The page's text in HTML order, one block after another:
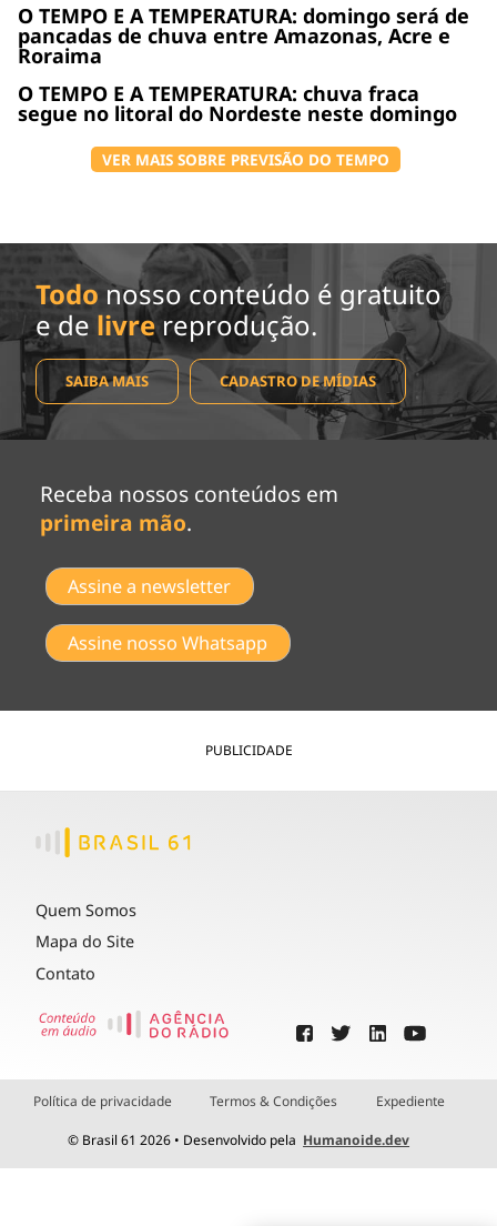
O TEMPO E A TEMPERATURA: domingo será de
pancadas de chuva entre Amazonas, Acre e
Roraima
O TEMPO E A TEMPERATURA: chuva fraca
segue no litoral do Nordeste neste domingo
VER MAIS SOBRE PREVISÃO DO TEMPO
Todo nosso conteúdo é gratuito
e de livrereprodução.
SAIBA MAIS CADASTRO DE MÍDIAS
Receba nossos conteúdos em
primeira mão.
Assine a newsletter
Assine nosso Whatsapp
PUBLICIDADE
Quem Somos
Mapa do Site
Contato
Política de privacidade Termos & Condições Expediente
© Brasil 61 2026 • Desenvolvido pela Humanoide.dev